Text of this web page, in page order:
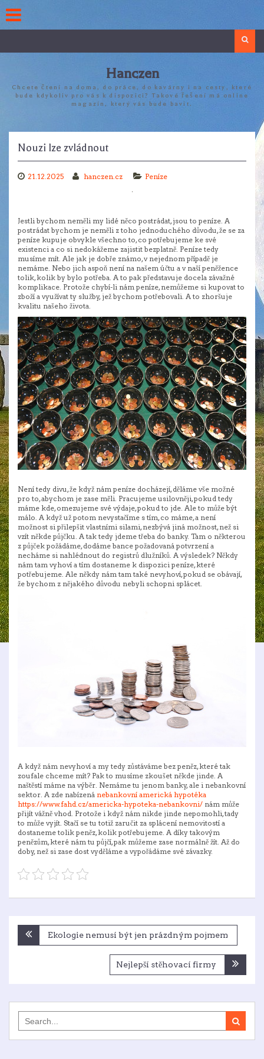
to
content
Hanczen
Chcete čtení na doma, do práce, do kavárny i na cesty, které
bude kdykoliv pro vás k dispozici? Takové řešení má online
magazín, který vás bude bavit.
Nouzi lze zvládnout
21.12.2025 hanczen.cz Peníze
Jestli bychom neměli my lidé něco postrádat, jsou to peníze. A
postrádat bychom je neměli z toho jednoduchého důvodu, že se za
peníze kupuje obvykle všechno to, co potřebujeme ke své
existenci a co si nedokážeme zajistit bezplatně. Peníze tedy
musíme mít. Ale jak je dobře známo, v nejednom případě je
nemáme. Nebo jich aspoň není na našem účtu a v naší peněžence
tolik, kolik by bylo potřeba. A to pak představuje docela závažné
komplikace. Protože chybí-li nám peníze, nemůžeme si kupovat to
zboží a využívat ty služby, jež bychom potřebovali. A to zhoršuje
kvalitu našeho života.
Není tedy divu, že když nám peníze docházejí, děláme vše možné
pro to, abychom je zase měli. Pracujeme usilovněji, pokud tedy
máme kde, omezujeme své výdaje, pokud to jde. Ale to může být
málo. A když už potom nevystačíme s tím, co máme, a není
možnost si přilepšit vlastními silami, nezbývá jiná možnost, než si
vzít někde půjčku. A tak tedy jdeme třeba do banky. Tam o některou
z půjček požádáme, dodáme bance požadovaná potvrzení a
necháme si nahlédnout do registrů dlužníků. A výsledek? Někdy
nám tam vyhoví a tím dostaneme k dispozici peníze, které
potřebujeme. Ale někdy nám tam také nevyhoví, pokud se obávají,
že bychom z nějakého důvodu nebyli schopni splácet.
A když nám nevyhoví a my tedy zůstáváme bez peněz, které tak
zoufale chceme mít? Pak to musíme zkoušet někde jinde. A
naštěstí máme na výběr. Nemáme tu jenom banky, ale i nebankovní
sektor. A zde nabízená nebankovní americká hypotéka
https://www.fahd.cz/americka-hypoteka-nebankovni/ nám může
přijít vážně vhod. Protože i když nám nikde jinde nepomohli, tady
to může vyjít. Stačí se tu totiž zaručit za splácení nemovitostí a
dostaneme tolik peněz, kolik potřebujeme. A díky takovým
penězům, které nám tu půjčí, pak můžeme zase normálně žít. Až do
doby, než si zase dost vyděláme a vypořádáme své závazky.
Navigace
pro
Ekologie nemusí být jen prázdným pojmem
Nejlepší stěhovací firmy
for: